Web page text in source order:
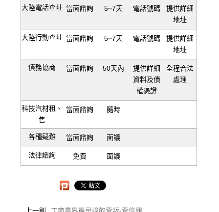
大陸電話查址 當面諮詢 5~7天 電話號碼
提供詳細
地址
大陸行動查址 當面諮詢 5~7天 電話號碼
提供詳細
地址
債務協商 當面諮詢 50天內
提供詳細
資料及債
權憑證
全程合法
處理
科技汽材租、
售
當面諮詢 隨時
各種疑難 當面諮詢 面議
法律諮詢 免費 面議
上一則 工商業界最忌諱的背叛-背信罪